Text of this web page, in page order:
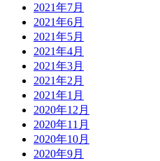
2021年7月
2021年6月
2021年5月
2021年4月
2021年3月
2021年2月
2021年1月
2020年12月
2020年11月
2020年10月
2020年9月